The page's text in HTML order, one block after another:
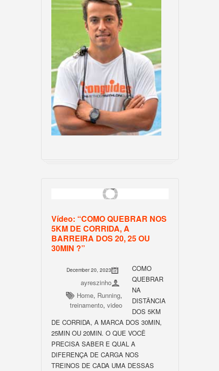
Vídeo: “COMO QUEBRAR NOS
5KM DE CORRIDA, A
BARREIRA DOS 20, 25 OU
30MIN ?”
December 20, 2023
ayreszinho
Home, Running,
treinamento, video
COMO
QUEBRAR
NA
DISTÂNCIA
DOS 5KM
DE CORRIDA, A MARCA DOS 30MIN,
25MIN OU 20MIN. O QUE VOCÊ
PRECISA SABER E QUAL A
DIFERENÇA DE CARGA NOS
TREINOS DE CADA UMA DESSAS